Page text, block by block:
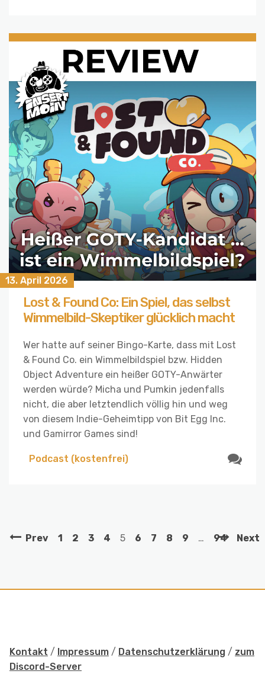
13. April 2026
Lost & Found Co: Ein Spiel, das selbst
Wimmelbild-Skeptiker glücklich macht
Wer hatte auf seiner Bingo-Karte, dass mit Lost
& Found Co. ein Wimmelbildspiel bzw. Hidden
Object Adventure ein heißer GOTY-Anwärter
werden würde? Micha und Pumkin jedenfalls
nicht, die aber letztendlich völlig hin und weg
von diesem Indie-Geheimtipp von Bit Egg Inc.
und Gamirror Games sind!
Podcast (kostenfrei)
Prev 1 2 3 4 5 6 7 8 9 … 94 Next
Kontakt / Impressum / Datenschutzerklärung / zum
Discord-Server